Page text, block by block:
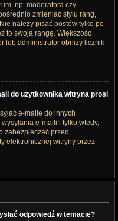
np. moderatora czy
zmieniać stylu rang,
należy pisać postów tylko po
to swoją rangę. Większość
lub administrator obniży licznik
do użytkownika witryna prosi
e-maile do innych
e-maili i tylko wtedy,
zabezpieczać przed
elektronicznej witryny przez
odpowiedź w temacie?